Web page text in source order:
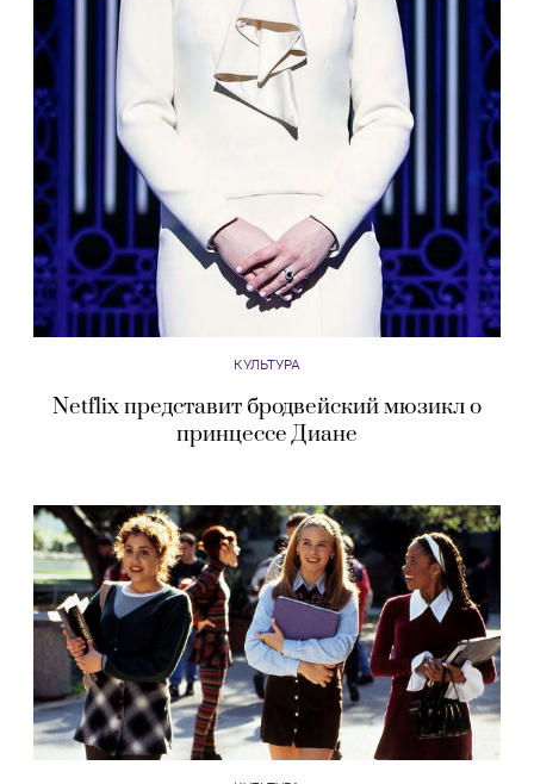
КУЛЬТУРА
Netflix представит бродвейский мюзикл о
принцессе Диане